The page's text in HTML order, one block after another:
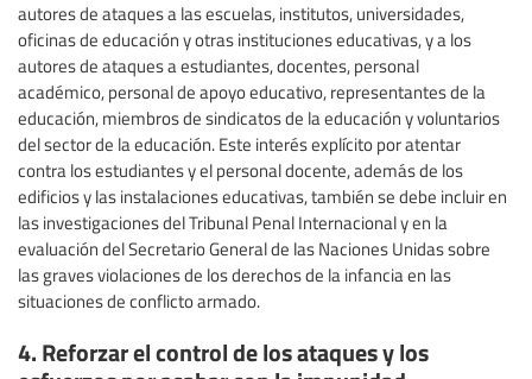
autores de ataques a las escuelas, institutos, universidades,
oficinas de educación y otras instituciones educativas, y a los
autores de ataques a estudiantes, docentes, personal
académico, personal de apoyo educativo, representantes de la
educación, miembros de sindicatos de la educación y voluntarios
del sector de la educación. Este interés explícito por atentar
contra los estudiantes y el personal docente, además de los
edificios y las instalaciones educativas, también se debe incluir en
las investigaciones del Tribunal Penal Internacional y en la
evaluación del Secretario General de las Naciones Unidas sobre
las graves violaciones de los derechos de la infancia en las
situaciones de conflicto armado.
4. Reforzar el control de los ataques y los